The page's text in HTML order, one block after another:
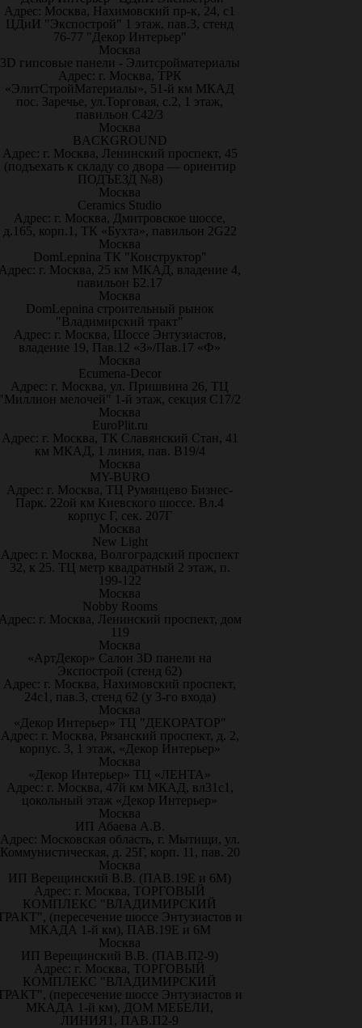
Адрес: Москва, Нахимовский пр-к, 24, с1
ЦДиИ "Экспострой" 1 этаж, пав.3, стенд
76-77 "Декор Интерьер"
Москва
3D гипсовые панели - Элитсройматериалы
Адрес: г. Москва, ТРК
«ЭлитСтройМатериалы», 51-й км МКАД
пос. Заречье, ул.Торговая, с.2, 1 этаж,
павильон С42/3
Москва
BACKGROUND
Адрес: г. Москва, Ленинский проспект, 45
(подъехать к складу со двора — ориентир
ПОДЪЕЗД №8)
Москва
Ceramics Studio
Адрес: г. Москва, Дмитровское шоссе,
д.165, корп.1, ТК «Бухта», павильон 2G22
Москва
DomLepnina ТК "Конструктор"
г. Москва, 25 км МКАД, владение 4,
павильон Б2.17
Москва
DomLepnina строительный рынок
"Владимирский тракт"
Адрес: г. Москва, Шоссе Энтузиастов,
владение 19, Пав.12 «З»/Пав.17 «Ф»
Москва
Ecumena-Decor
Адрес: г. Москва, ул. Пришвина 26, ТЦ
мелочей" 1-й этаж, секция С17/2
Москва
EuroPlit.ru
Адрес: г. Москва, ТК Славянский Стан, 41
км МКАД, 1 линия, пав. В19/4
Москва
MY-BURO
Адрес: г. Москва, ТЦ Румянцево Бизнес-
Парк. 22ой км Киевского шоссе. Вл.4
корпус Г, сек. 207Г
Москва
New Light
Адрес: г. Москва, Волгоградский проспект
32, к 25. ТЦ метр квадратный 2 этаж, п.
199-122
Москва
Nobby Rooms
г. Москва, Ленинский проспект, дом
119
Москва
«АртДекор» Салон 3D панели на
Экспострой (стенд 62)
Адрес: г. Москва, Нахимовский проспект,
24с1, пав.3, стенд 62 (у 3-го входа)
Москва
«Декор Интерьер» ТЦ "ДЕКОРАТОР"
Адрес: г. Москва, Рязанский проспект, д. 2,
корпус. 3, 1 этаж, «Декор Интерьер»
Москва
«Декор Интерьер» ТЦ «ЛЕНТА»
Адрес: г. Москва, 47й км МКАД, вл31с1,
цокольный этаж «Декор Интерьер»
Москва
ИП Абаева А.В.
Адрес: Московская область, г. Мытищи, ул.
Коммунистическая, д. 25Г, корп. 11, пав. 20
Москва
ИП Верещинский В.В. (ПАВ.19Е и 6М)
Адрес: г. Москва, ТОРГОВЫЙ
КОМПЛЕКС "ВЛАДИМИРСКИЙ
(пересечение шоссе Энтузиастов и
МКАДА 1-й км), ПАВ.19Е и 6М
Москва
ИП Верещинский В.В. (ПАВ.П2-9)
Адрес: г. Москва, ТОРГОВЫЙ
КОМПЛЕКС "ВЛАДИМИРСКИЙ
(пересечение шоссе Энтузиастов и
МКАДА 1-й км), ДОМ МЕБЕЛИ,
ЛИНИЯ1, ПАВ.П2-9